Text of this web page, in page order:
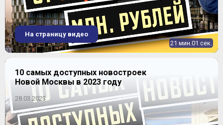
21 мин.01 сек.
На страницу видео
10 самых доступных новостроек
Новой Москвы в 2023 году
28.03.2023